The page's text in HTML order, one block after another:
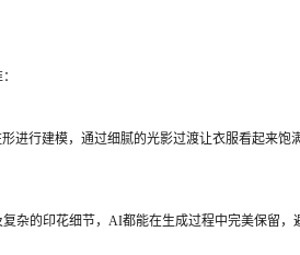
进行建模，通过细腻的光影过渡让衣服看起来饱
杂的印花细节，AI都能在生成过程中完美保留，